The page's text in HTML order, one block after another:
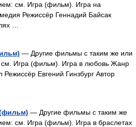
см. Игра (фильм). Игра на
Режиссёр Геннадий Байсак
…
— Другие фильмы с таким же или
Игра (фильм). Игра в любовь Жанр
Евгений Гинзбург Автор
— Другие фильмы с таким же
см. Игра (фильм). Игра в браслетах